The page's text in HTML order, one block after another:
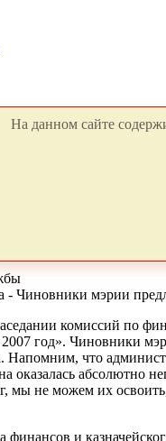
На данном сайте
- Чиновники мэрии
комиссий по
год». Чиновники
Напомним, что
оказалась абсолютно
мы не можем их
финансов и